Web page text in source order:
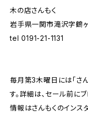
木の店さんもく
岩手県一関市滝沢字鶴
tel 0191-21-1131
毎月第3木曜日には「さ
す。詳細は、セール前に
情報はさんもくのインス